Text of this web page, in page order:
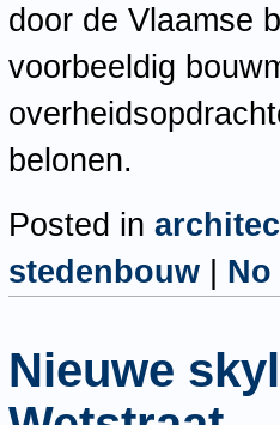
door de Vlaamse
voorbeeldig
belonen.
Posted in
stedenbouw
No
Nieuwe